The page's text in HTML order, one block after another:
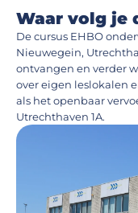
Waar volg je
De cursus EHBO
Nieuwegein,
ontvangen en verder
over eigen leslokalen
als het openbaar
Utrechthaven 1A.